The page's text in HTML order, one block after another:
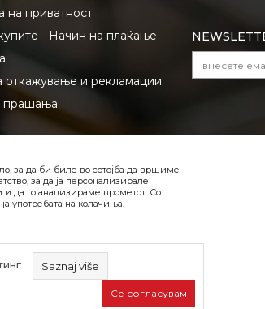
на приватност
- Начин на плаќање
откажување и рекламации
прашања
за да би биле во сотојба да вршиме
за да ја персонализирале
да го анализираме прометот. Со
употребата на колачиња.
Saznaj više
Се согласувам